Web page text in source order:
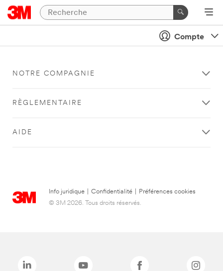
Compte
NOTRE COMPAGNIE
RÈGLEMENTAIRE
AIDE
Info juridique Confidentialité
Préférences cookies
© 3M 2026. Tous droits réservés.